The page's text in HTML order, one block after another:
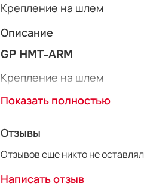
Крепление на шлем
Описание
GP HMT-ARM
Крепление на шлем
Показать полностью
Отзывы
Отзывов еще никто не оставлял
Написать отзыв